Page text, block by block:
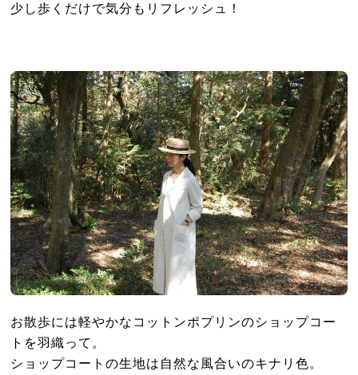
少し歩くだけで気分もリフレッシュ！
お散歩には軽やかなコットンポプリンのショップコー
トを羽織って。
ショップコートの生地は自然な風合いのキナリ色。